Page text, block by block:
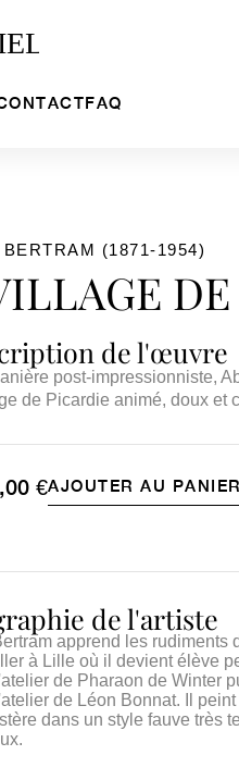
FAQ
BERTRAM (1871-1954)
de l'œuvre
post-impressionniste,
de Picardie animé, doux et
€AJOUTER AU PANIER
de l'artiste
apprend les rudiments
à Lille où il devient élève
de Pharaon de Winter
de Léon Bonnat. Il
dans un style fauve très